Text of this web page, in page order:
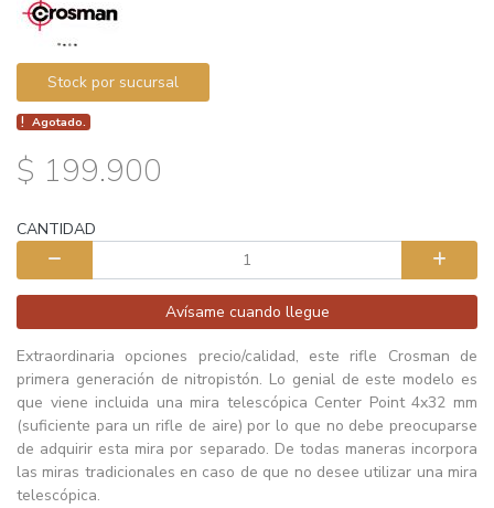
Stock por sucursal
Agotado.
$ 199.900
CANTIDAD
Avísame cuando llegue
Extraordinaria opciones precio/calidad, este rifle Crosman de
primera generación de nitropistón. Lo genial de este modelo es
que viene incluida una mira telescópica Center Point 4x32 mm
(suficiente para un rifle de aire) por lo que no debe preocuparse
de adquirir esta mira por separado. De todas maneras incorpora
las miras tradicionales en caso de que no desee utilizar una mira
telescópica.